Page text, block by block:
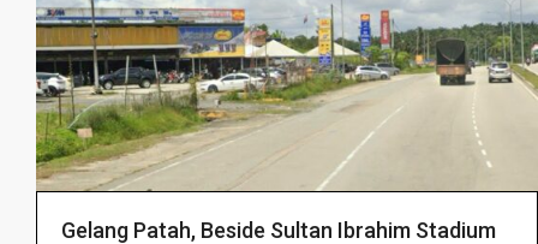
Gelang Patah, Beside Sultan Ibrahim Stadium